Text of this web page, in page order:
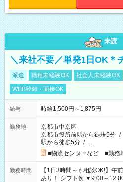
未読
＼来社不要／単発1日OK＊
派遣 職種未経験OK 社会人未経験OK
WEB登録・面接OK
給与 時給1,500円～1,875円
勤務地
京都市中京区
京都市役所前駅から徒歩5分 /
駅から徒歩5分 / …
■物流センターなど ■勤務
勤務時間
【1日3時間～も相談OK!】午
あり！ シフト例 ▼9:00～